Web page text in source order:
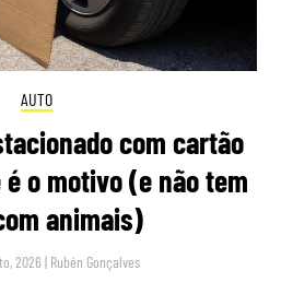
AUTO
com cartão
o motivo (e não tem
animais)
2026 | Rubén Gonçalves